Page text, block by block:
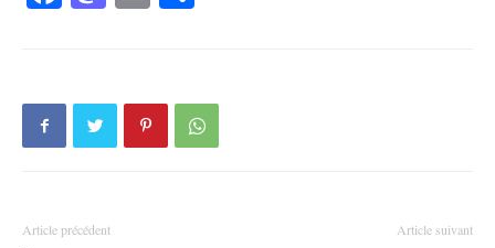
Article précédent Article suivant